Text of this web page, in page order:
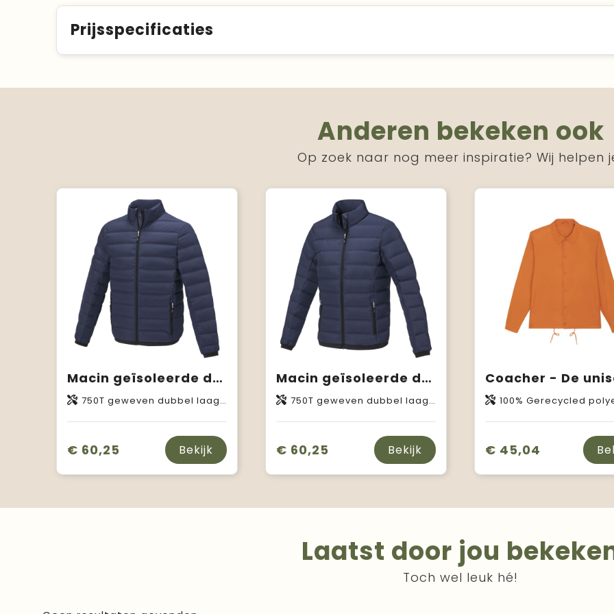
Prijsspecificaties
Anderen bekeken ook
Op zoek naar nog meer inspiratie? Wij helpen
Macin geïsoleerde donzen heren jas
750T geweven dubbel laags pongee van Polyester, 164 g/m2, Padding/filling, Down insulation: Responsible Down Standard (RDS) van Gerecycled dons Gerecyclede veren
€ 60,25 Bekijk
Macin geïsoleerde donzen dames jas
750T geweven dubbel laags pongee van Polyester, 164 g/m2, Padding/filling, Down insulation: Responsible Down Standard (RDS) van Gerecycled dons Gerecyclede veren
€ 60,25 Bekijk
100% Gerecycled
€ 45,04
Laatst door jou
Toch wel leuk hé!